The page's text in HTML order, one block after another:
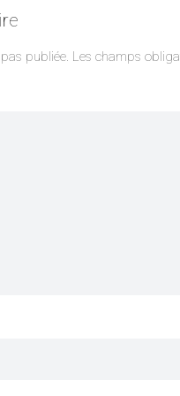
publiée. Les champs